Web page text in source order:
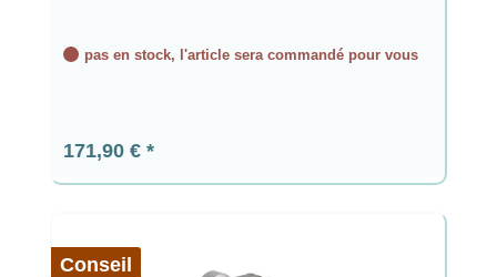
pas en stock, l'article sera commandé pour vous
Prix régulier :
171,90 €
Conseil